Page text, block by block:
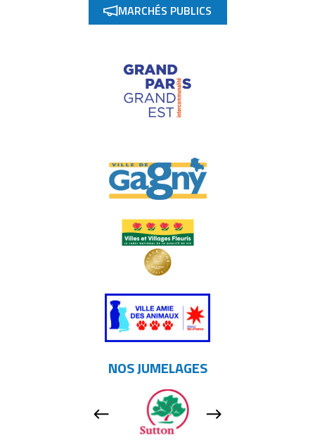
MARCHÉS PUBLICS
(OUVERTURE DANS UN NOUVEL ONGLET)
NOS JUMELAGES